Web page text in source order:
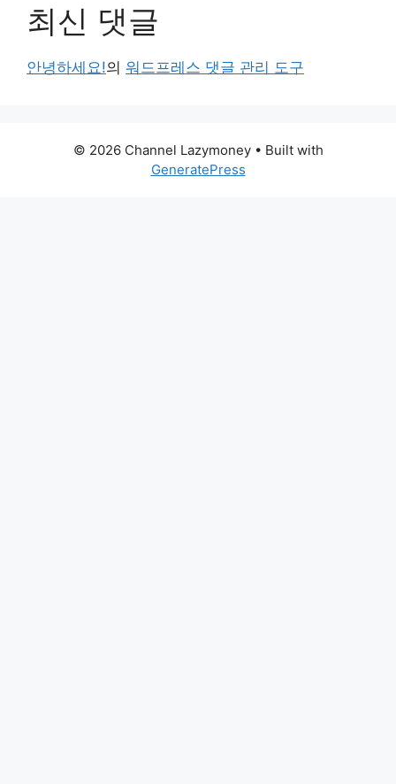
최신 댓글
안녕하세요!의 워드프레스 댓글 관리 도구
© 2026 Channel Lazymoney• Built with
GeneratePress